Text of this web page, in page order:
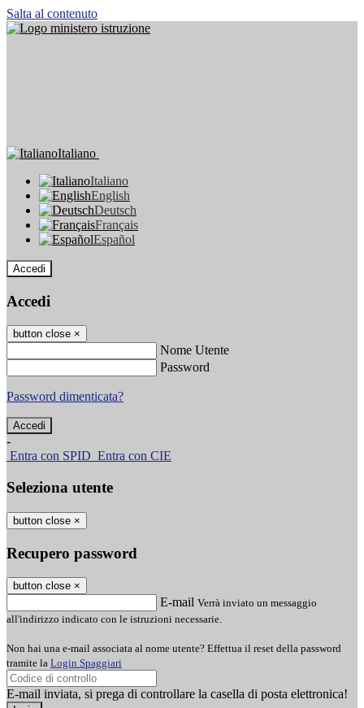
Salta al contenuto
Italiano
Italiano
English
Deutsch
Français
Español
Accedi
Accedi
button close ×
Nome Utente
Password
Password dimenticata?
-
Entra con SPID Entra con CIE
Seleziona utente
button close ×
Recupero password
button close ×
E-mail Verrà inviato un messaggio
all'indirizzo indicato con le istruzioni necessarie.
Non hai una e-mail associata al nome utente? Effettua il reset della password
tramite la Login Spaggiari
E-mail inviata, si prega di controllare la casella di posta elettronica!